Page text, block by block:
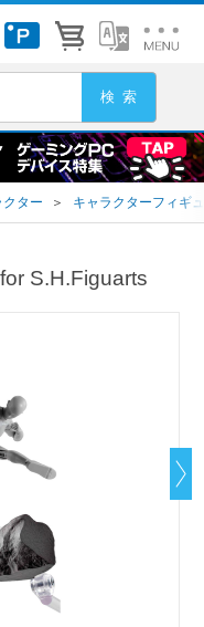
クター ＞ キャラクターフィギ
S.H.Figuarts